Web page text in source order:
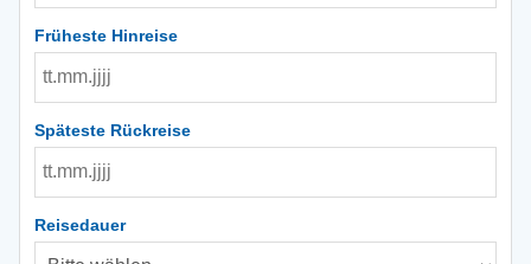
Früheste Hinreise
Späteste Rückreise
Reisedauer